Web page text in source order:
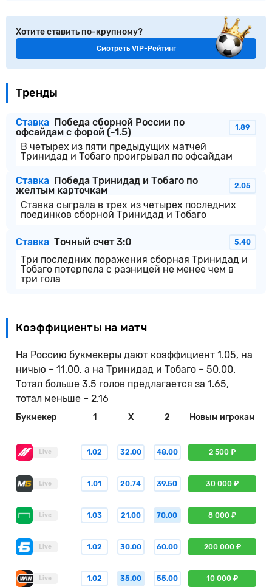
Хотите ставить по-крупному?
Смотреть VIP-Рейтинг
Тренды
Ставка Победа сборной России по
офсайдам с форой (-1.5)
1.89
В четырех из пяти предыдущих матчей
Тринидад и Тобаго проигрывал по офсайдам
Ставка Победа Тринидад и Тобаго по
желтым карточкам
2.05
Ставка сыграла в трех из четырех последних
поединков сборной Тринидад и Тобаго
Ставка Точный счет 3:0 5.40
Три последних поражения сборная Тринидад и
Тобаго потерпела с разницей не менее чем в
три гола
Коэффициенты на матч
На Россию букмекеры дают коэффициент 1.05, на
ничью – 11.00, а на Тринидад и Тобаго – 50.00.
Тотал больше 3.5 голов предлагается за 1.65,
тотал меньше – 2.16
Букмекер 1 X 2 Новым игрокам
Live 1.02 32.00 48.00 2 500 ₽
Live 1.01 20.74 39.50 30 000 ₽
Live 1.03 21.00 70.00 8 000 ₽
Live 1.02 30.00 60.00 200 000 ₽
Live 1.02 35.00 55.00 10 000 ₽